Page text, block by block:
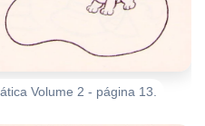
Volume 2 - página 13.